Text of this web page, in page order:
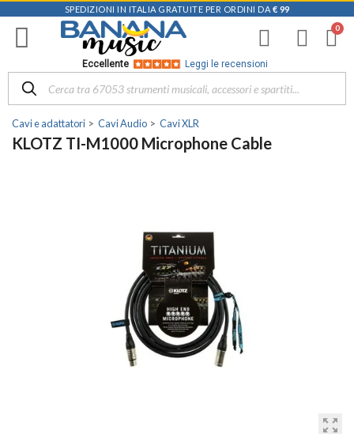
SPEDIZIONI IN ITALIA GRATUITE PER ORDINI DA € 99
Eccellente Leggi le recensioni
Cavi e adattatori Cavi Audio Cavi XLR
KLOTZ TI-M1000 Microphone Cable
zoom_out_map